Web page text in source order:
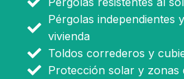
Pérgolas independientes
vivienda
Toldos correderos y
Protección solar y zonas